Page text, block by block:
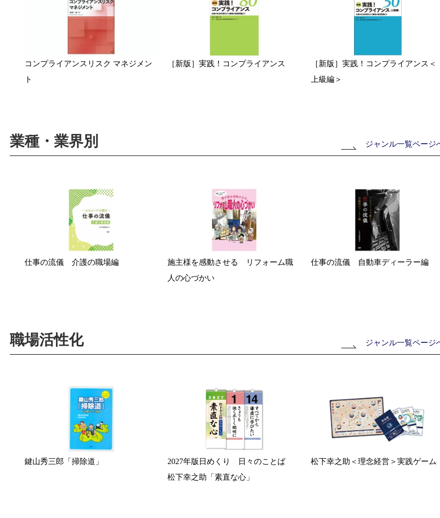
コンプライアンスリスク マネジメン
ト
［新版］実践！コンプライアンス
［新版］実践！コンプライアンス＜
上級編＞
業種・業界別 ジャンル一覧ページ
仕事の流儀 介護の職場編
施主様を感動させる リフォーム職
人の心づかい
仕事の流儀 自動車ディーラー編
職場活性化 ジャンル一覧ページ
鍵山秀三郎「掃除道」
2027年版日めくり 日々のことば
松下幸之助「素直な心」
松下幸之助＜理念経営＞実践ゲーム